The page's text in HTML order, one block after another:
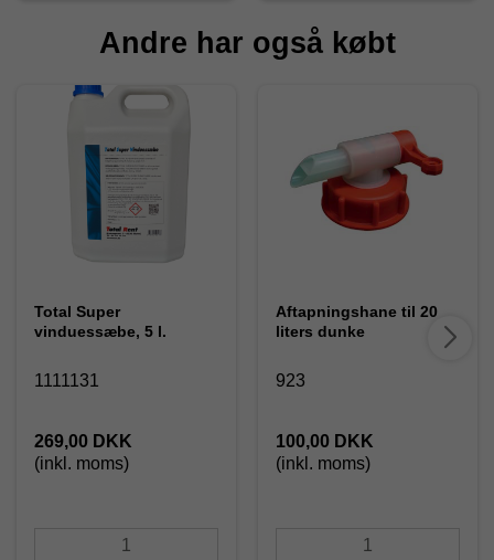
Andre har også købt
Total Super
vinduessæbe, 5 l.
1111131
269,00 DKK
(inkl. moms)
Aftapningshane til 20
liters dunke
923
100,00 DKK
(inkl. moms)